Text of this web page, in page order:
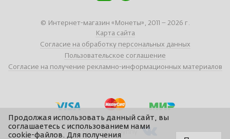
© Интернет-магазин «Монеты», 2011 – 2026 г.
Карта сайта
Согласие на обработку персональных данных
Пользовательское соглашение
Согласие на получение рекламно-информационных материалов
Вступайте в группу
Продолжая использовать данный сайт, вы
соглашаетесь с использованием нами
cookie-файлов. Для получения